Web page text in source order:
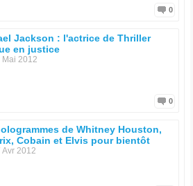
0
Jackson : l'actrice de Thriller
en justice
Mai 2012
0
de Whitney Houston,
Cobain et Elvis pour bientôt
Avr 2012